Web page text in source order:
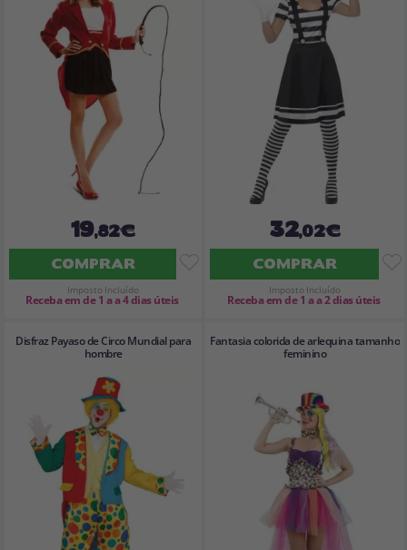
19,82€
COMPRAR
Imposto Incluído
Receba em de 1 a a 4 dias úteis
32,02€
COMPRAR
Imposto Incluído
Receba em de 1 a a 2 dias úteis
Disfraz Payaso de Circo Mundial para
hombre
Fantasia colorida de arlequina tamanho
feminino